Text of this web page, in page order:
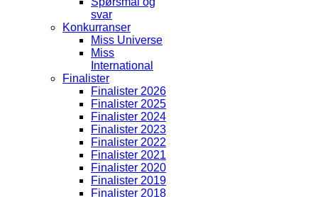
svar
Konkurranser
Miss Universe
Miss
International
Finalister
Finalister 2026
Finalister 2025
Finalister 2024
Finalister 2023
Finalister 2022
Finalister 2021
Finalister 2020
Finalister 2019
Finalister 2018